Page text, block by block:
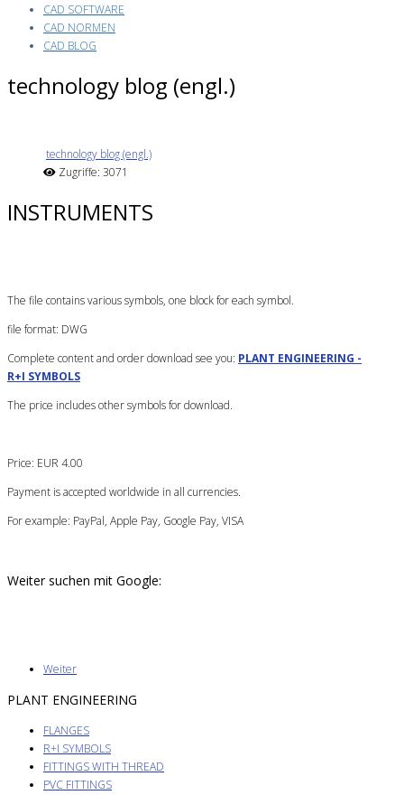
CAD SOFTWARE
CAD NORMEN
CAD BLOG
technology blog (engl.)
technology blog (engl.)
Zugriffe: 3071
INSTRUMENTS
The file contains various symbols, one block for each symbol.
file format: DWG
Complete content and order download see you: PLANT ENGINEERING -
R+I SYMBOLS
The price includes other symbols for download.
Price: EUR 4.00
Payment is accepted worldwide in all currencies.
For example: PayPal, Apple Pay, Google Pay, VISA
Weiter suchen mit Google:
Weiter
PLANT ENGINEERING
FLANGES
R+I SYMBOLS
FITTINGS WITH THREAD
PVC FITTINGS